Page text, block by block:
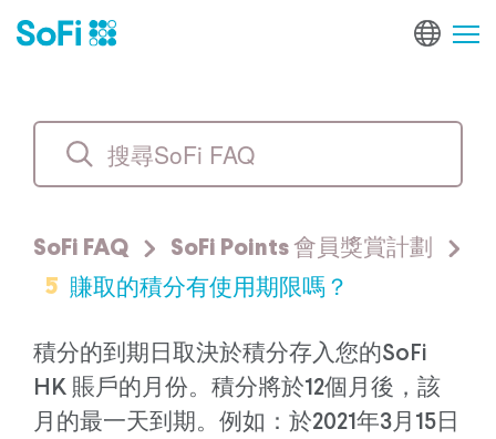
SoFi FAQ SoFi Points 會員獎賞計劃
5 賺取的積分有使用期限嗎？
積分的到期日取決於積分存入您的SoFi
HK 賬戶的月份。積分將於12個月後，該
月的最一天到期。例如：於2021年3月15日